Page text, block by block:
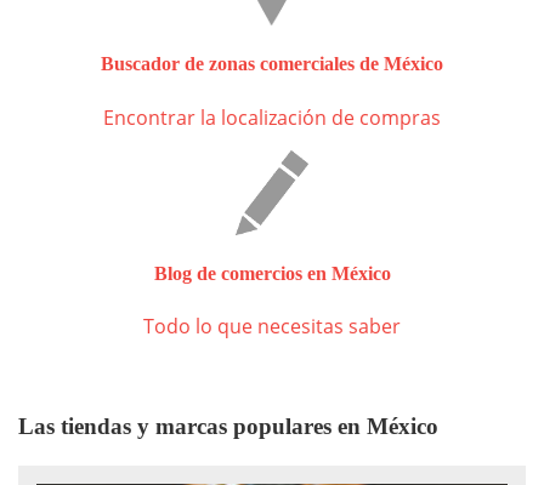
Buscador de zonas comerciales de México
Encontrar la localización de compras
Blog de comercios en México
Todo lo que necesitas saber
Las tiendas y marcas populares en México